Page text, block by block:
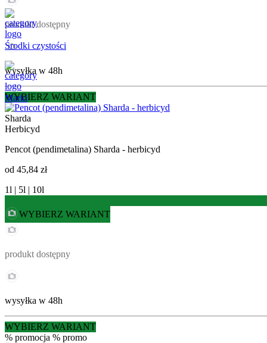
Środki czystości
Marki
produkt dostępny
wysyłka w 48h
WYBIERZ WARIANT
Sharda
Herbicyd
Pencot (pendimetalina) Sharda - herbicyd
od 45,84 zł
1l | 5l | 10l
WYBIERZ WARIANT
produkt dostępny
wysyłka w 48h
WYBIERZ WARIANT
% promocja % promo